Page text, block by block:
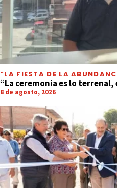
“LA FIESTA DE LA
“La ceremonia es lo
8 de agosto, 2026